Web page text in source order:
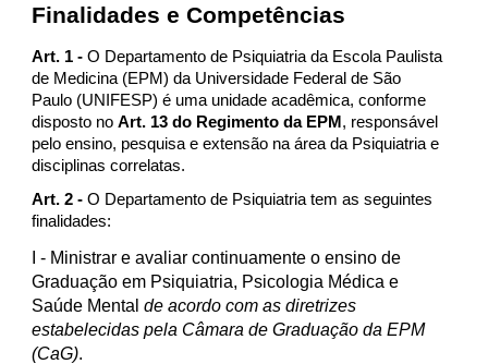
Finalidades e Competências
Art. 1 -O Departamento de Psiquiatria da Escola Paulista
de Medicina (EPM) da Universidade Federal de São
Paulo (UNIFESP) é uma unidade acadêmica, conforme
disposto noArt. 13 do Regimento da EPM , responsável
pelo ensino, pesquisa e extensão na área da Psiquiatria e
disciplinas correlatas.
Art. 2 -O Departamento de Psiquiatria tem as seguintes
finalidades:
- Ministrar e avaliar continuamente o ensino de
Graduação em Psiquiatria, Psicologia Médica e
Saúde Mentalde acordo com as diretrizes
estabelecidas pela Câmara de Graduação da EPM
(CaG).